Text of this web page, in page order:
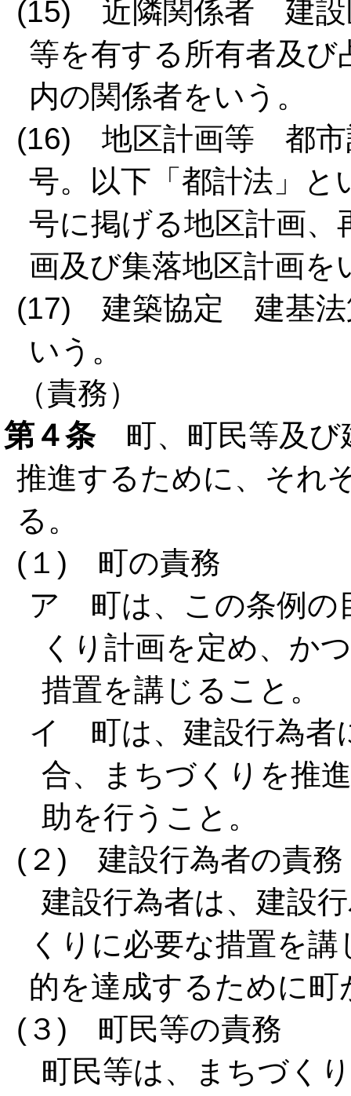
(15) 近隣関係者 建設
等を有する所有者及
内の関係者をいう。
(16) 地区計画等 都市
号。以下「都計法」と
号に掲げる地区計画、
画及び集落地区計画を
(17) 建築協定 建基法
いう。
（責務）
第４条町、町民等及び
推進するために、それ
る。
(１) 町の責務
ア 町は、この条例の
くり計画を定め、か
措置を講じること。
イ 町は、建設行為者
合、まちづくりを推
助を行うこと。
(２) 建設行為者の責務
建設行為者は、建設
くりに必要な措置を
的を達成するために
(３) 町民等の責務
町民等は、まちづく